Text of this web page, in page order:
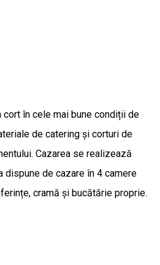
în cele mai bune condiții de
de catering și corturi de
Cazarea se realizează
dispune de cazare în 4 camere
cramă și bucătărie proprie.